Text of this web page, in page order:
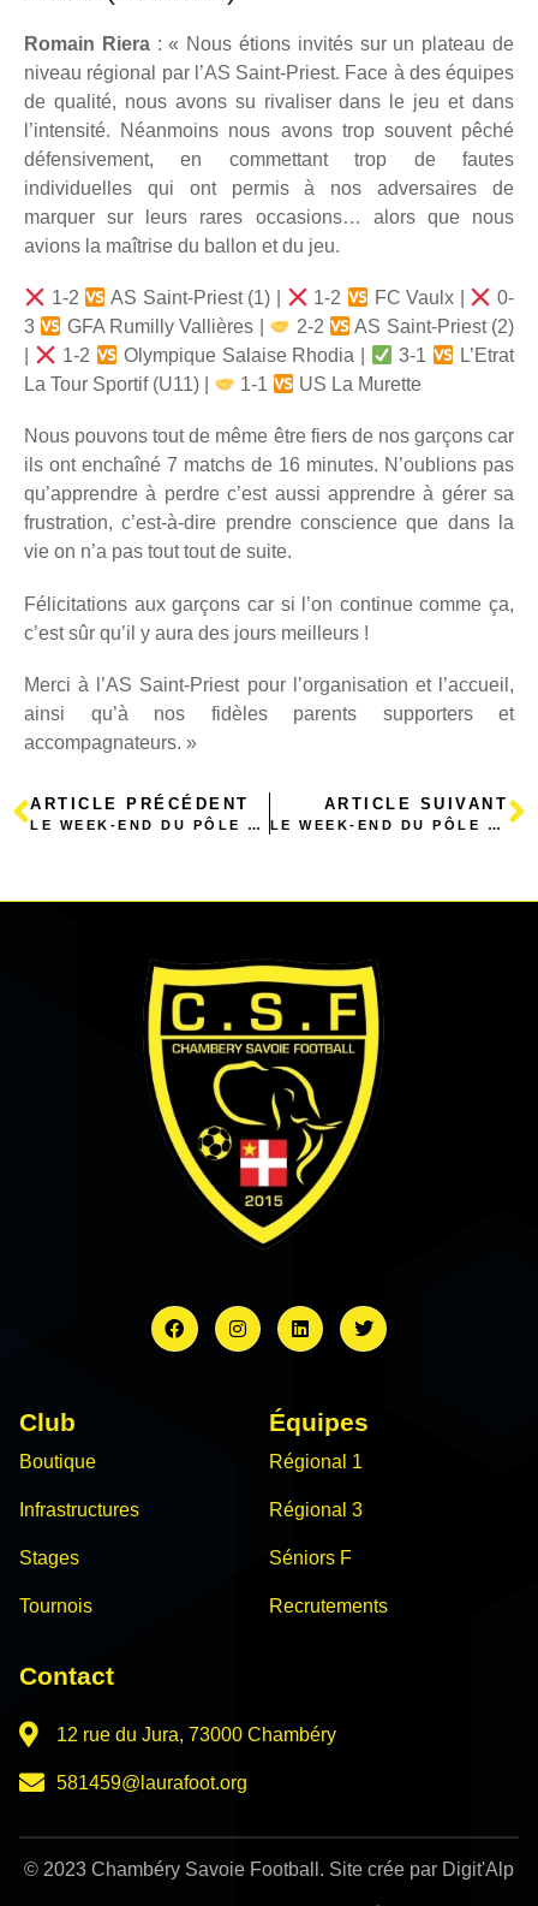
Romain Riera : « Nous étions invités sur un plateau de
niveau régional par l’AS Saint-Priest. Face à des équipes
de qualité, nous avons su rivaliser dans le jeu et dans
l’intensité. Néanmoins nous avons trop souvent pêché
défensivement, en commettant trop de fautes
individuelles qui ont permis à nos adversaires de
marquer sur leurs rares occasions… alors que nous
avions la maîtrise du ballon et du jeu.
1-2 AS Saint-Priest (1) | 1-2 FC Vaulx |
0-
3
GFA Rumilly Vallières | 2-2
AS Saint-Priest (2)
1-2 Olympique Salaise Rhodia | 3-1
L’Etrat
La Tour Sportif (U11) |
1-1 US La Murette
Nous pouvons tout de même être fiers de nos garçons car
ils ont enchaîné 7 matchs de 16 minutes. N’oublions pas
qu’apprendre à perdre c’est aussi apprendre à gérer sa
frustration, c’est-à-dire prendre conscience que dans la
vie on n’a pas tout tout de suite.
Félicitations aux garçons car si l’on continue comme ça,
c’est sûr qu’il y aura des jours meilleurs !
Merci à l’AS Saint-Priest pour l’organisation et l’accueil,
ainsi qu’à nos fidèles parents supporters et
accompagnateurs. »
ARTICLE PRÉCÉDENT
LE WEEK-END DU PÔLE COMPÉTITION
ARTICLE SUIVANT
LE WEEK-END DU PÔLE FÉMININ
Club
Boutique
Infrastructures
Stages
Tournois
Équipes
Régional 1
Régional 3
Séniors F
Recrutements
Contact
12 rue du Jura, 73000 Chambéry
581459@laurafoot.org
© 2023 Chambéry Savoie Football. Site crée par Digit'Alp